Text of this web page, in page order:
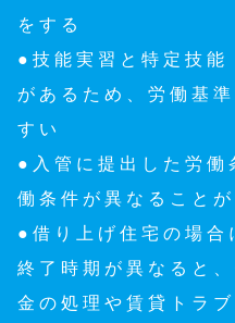
をする
●技能実習と特定技能
があるため、労働基
すい
●入管に提出した労働
働条件が異なること
●借り上げ住宅の場合
終了時期が異なると
金の処理や賃貸トラ